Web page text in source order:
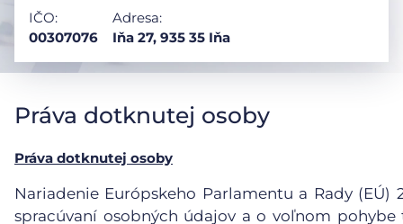
IČO:
00307076
Adresa:
Iňa 27, 935 35 Iňa
Práva dotknutej osoby
Práva dotknutej osoby
Nariadenie Európskeho Parlamentu a Rady (EÚ)
spracúvaní osobných údajov a o voľnom